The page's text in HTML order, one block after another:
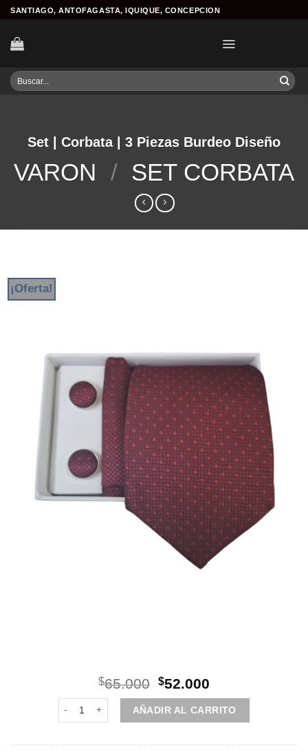
Skip
content
SANTIAGO, ANTOFAGASTA, IQUIQUE, CONCEPCION
Buscar
por:
Set | Corbata | 3 Piezas Burdeo Diseño
VARON / SET CORBATA
¡Oferta!
$65.000 El
precio
original
era:
$65.000.
$52.000
precio
actual
es:
$52.000.
Set | Corbata | 3 Piezas Burdeo Diseño cantidad
AÑADIR AL CARRITO